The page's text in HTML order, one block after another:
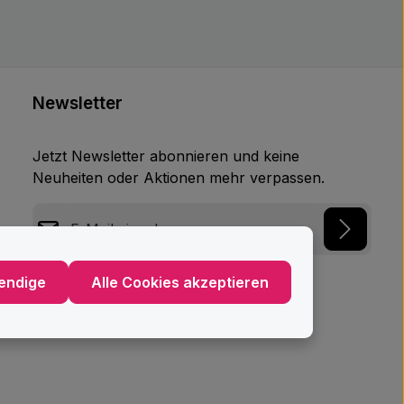
Newsletter
Jetzt Newsletter abonnieren und keine
Neuheiten oder Aktionen mehr verpassen.
Datenschutz
Ich habe dieDatenschutzbestimmungen
Alle Cookies akzeptieren